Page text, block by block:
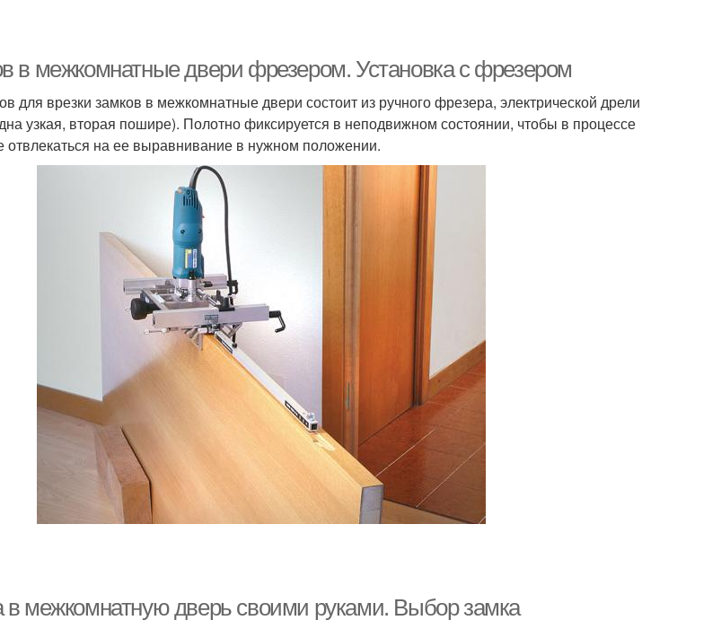
в межкомнатные двери фрезером. Установка с фрезером
для врезки замков в межкомнатные двери состоит из ручного фрезера, электрической дрели
узкая, вторая пошире). Полотно фиксируется в неподвижном состоянии, чтобы в процессе
отвлекаться на ее выравнивание в нужном положении.
в межкомнатную дверь своими руками. Выбор замка